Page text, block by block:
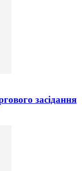
засідання